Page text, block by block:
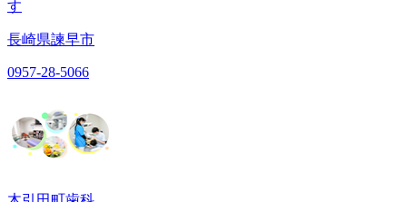
す
長崎県諫早市
0957-28-5066